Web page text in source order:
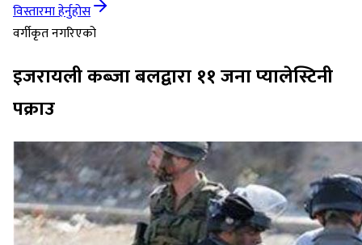
विस्तारमा हेर्नुहोस
वर्गीकृत नगरिएको
इजरायली कब्जा बलद्वारा ११ जना प्यालेस्टिनी
पक्राउ